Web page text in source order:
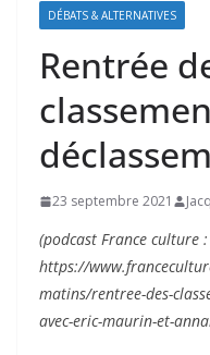
DÉBATS & ALTERNATIVES
Rentrée
23 septembre 2021
(podcast France culture :
https://
matins/rentree-des-
avec-eric-maurin-et-